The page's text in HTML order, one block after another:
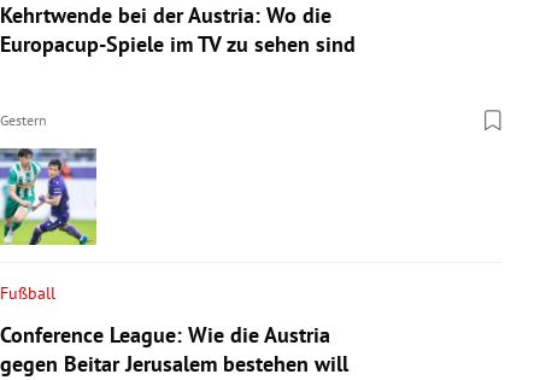
Kehrtwende bei der Austria: Wo die
Europacup-Spiele im TV zu sehen sind
Gestern
Fußball
Conference League: Wie die Austria
gegen Beitar Jerusalem bestehen will